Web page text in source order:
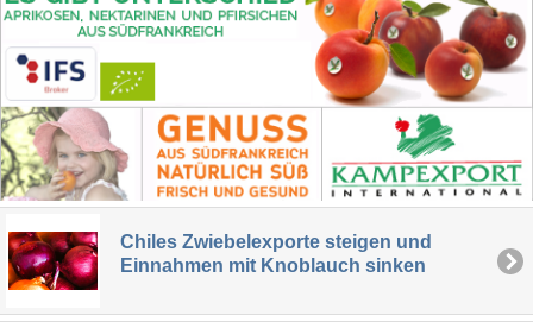
Chiles Zwiebelexporte steigen und
Einnahmen mit Knoblauch sinken